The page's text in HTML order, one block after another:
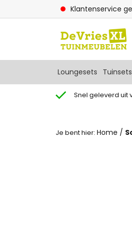
Klantenservice
Loungesets Tuinsets
Snel geleverd uit
Je bent hier: Home /